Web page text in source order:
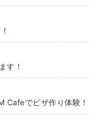
す！
Cafeでピザ作り体験！